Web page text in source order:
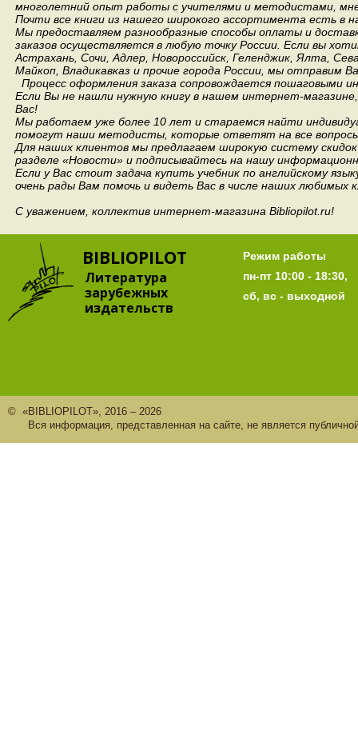
многолетний опыт работы с учителями и методистами,
Почти все книги из нашего широкого ассортимента есть в
Мы предоставляем разнообразные способы оплаты и
заказов осуществляется в любую точку России. Если вы
Астрахань, Сочи, Адлер, Новороссийск, Геленджик, Ялта,
Майкоп, Владикавказ и прочие города России, мы отправим
Процесс оформления заказа сопровождается пошаговыми
Если Вы не нашли нужную книгу в нашем интернет-
Вас!
Мы работаем уже более 10 лет и стараемся найти
помогут наши методисты, которые ответят на все
Для наших клиентов мы предлагаем широкую систему
разделе «Новости» и подписывайтесь на нашу
Если у Вас стоит задача купить учебник по английскому
очень рады Вам помочь и видеть Вас в числе наших любимых
С уважением, коллектив интернет-магазина Bibliopilot.ru!
BIBLIOPILOT
Литература
зарубежных
издательств
Режим работы
пн-пт 10:00 - 18:30,
сб, вс - выходной
© «BIBLIOPILOT», 2016 – 2026
Вся информация, представленная на сайте, не является